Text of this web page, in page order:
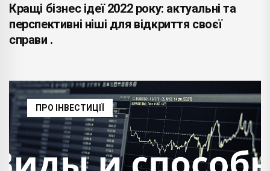
Кращі бізнес ідеї 2022 року: актуальні та
перспективні ніші для відкриття своєї
справи .
ПРО ІНВЕСТИЦІЇ